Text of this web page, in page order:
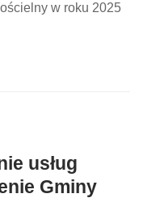
w roku 2025
usług
Gminy